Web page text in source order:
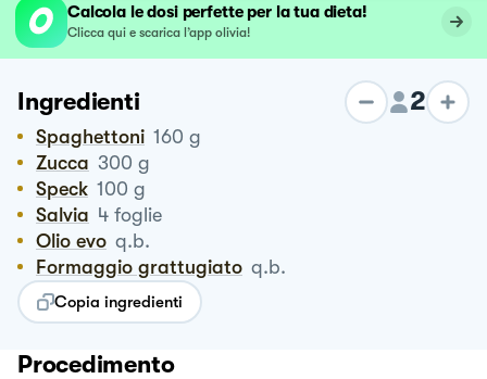
Calcola le dosi perfette per la tua dieta!
Clicca qui e scarica l’app olivia!
Ingredienti 2
Spaghettoni 160 g
Zucca 300 g
Speck 100 g
Salvia 4 foglie
Olio evo q.b.
Formaggio grattugiato q.b.
Copia ingredienti
Procedimento